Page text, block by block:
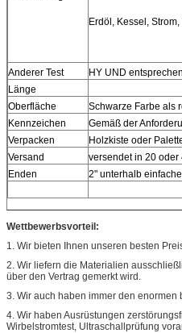
Erdöl, Kessel,
Anderer Test
HY UND
Länge
Oberfläche
Schwarze Farbe als
Kennzeichen
Gemäß der
Verpacken
Holzkiste oder
Versand
versendet in 20 oder
Enden
2" unterhalb
Wettbewerbsvorteil:
1. Wir bieten Ihnen unseren besten
2. Wir liefern die Materialien
über den Vertrag gemerkt wird.
3. Wir auch haben immer den enormen
4. Wir haben Ausrüstungen
Wirbelstromtest, Ultraschallprüfung